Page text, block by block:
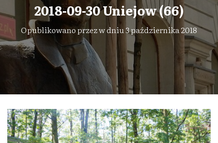
A
I
G
C
J
2018-09-30 Uniejow (66)
Opublikowano przezw dniu3 października 2018